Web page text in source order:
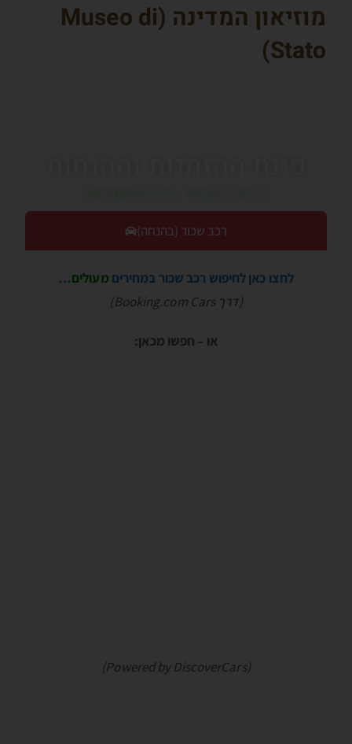
מוזיאון המדינה (Museo di
Stato
)
רכב שכור (בהנחה)
לחצו כאן לחיפוש רכב שכור במחירים מעולים…
(דרך Booking.com Cars)
או – חפשו מכאן:
(Powered by DiscoverCars)